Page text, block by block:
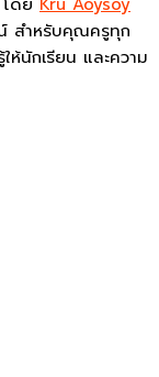
สำหรับคุณครูทุก
ห้นักเรียน และความ